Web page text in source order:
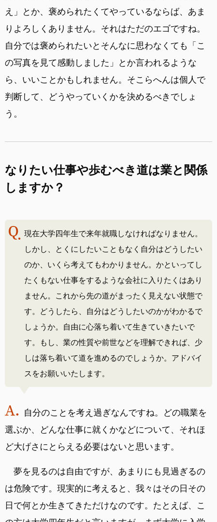
え」とか、褒められたくてやっているならば、あま
りよろしくありません。それはただのエゴですね。
自分では褒められたいとそんなに思わなくても「こ
の写真を見て感動しました」とか言われるような
ら、いいことかもしれません。そこらへんは個人で
判断して、どうやっていくかを決めるべきでしょ
う。
なりたい仕事や歩むべき道は業と関係
しますか？
現在大学四年生で来年就職しなければなりません。
しかし、とくにしたいこともなく自分はどうしたい
のか、いくら考えてもわかりません。かといってし
たくもない仕事をするような会社に入りたくはあり
ません。これから先の道がまったく見えない状態で
す。どうしたら、自分はどうしたいのかがわかるで
しょうか。自由に心落ち着いて生きていきたいで
す。もし、業の性質や前世などを理解できれば、少
しは落ち着いて道を進めるのでしょうか。アドバイ
スをお願いいたします。
自分のことを考え過ぎなんですね。どの職業を
選ぶか、どんな仕事に就くかなどについて、それほ
ど大げさにとらえる必要はないと思います。
夢を見るのは自由ですが、あまりにも見過ぎるの
は危険です。現実的に考えると、我々はその日その
日で何とか生きてきただけなのです。たとえば、こ